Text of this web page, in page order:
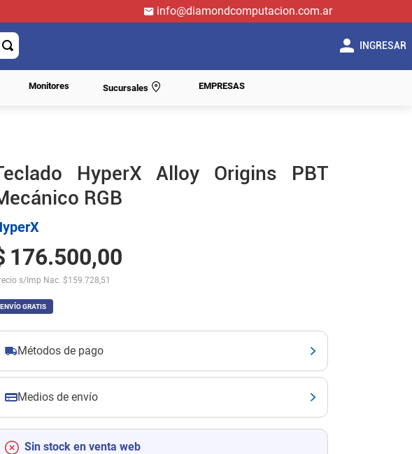
info@diamondcomputacion.com.ar
INGRESAR
Monitores Sucursales EMPRESAS
HyperX Alloy Origins PBT
RGB
176.500,00
s/Imp Nac. $159.728,51
ENVÍO GRATIS
Métodos de pago
Medios de envío
Sin stock en venta web